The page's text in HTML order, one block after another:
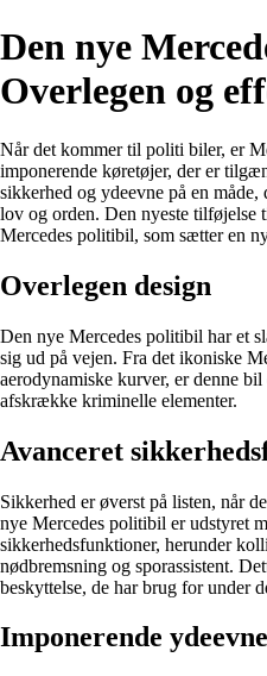
Den nye
Overlegen og
Når det kommer til politi biler, er
imponerende køretøjer, der er
sikkerhed og ydeevne på en
lov og orden. Den nyeste tilføjelse
Mercedes politibil, som sætter en
Overlegen design
Den nye Mercedes politibil har et
sig ud på vejen. Fra det ikoniske
aerodynamiske kurver, er denne
afskrække kriminelle elementer.
Avanceret
Sikkerhed er øverst på listen, når
nye Mercedes politibil er udstyret
sikkerhedsfunktioner, herunder
nødbremsning og sporassistent.
beskyttelse, de har brug for under
Imponerende ydeevne